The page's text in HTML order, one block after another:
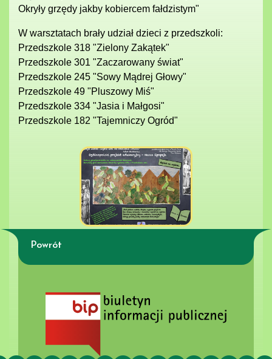
Okryły grzędy jakby kobiercem fałdzistym"
W warsztatach brały udział dzieci z przedszkoli:
Przedszkole 318 "Zielony Zakątek"
Przedszkole 301 "Zaczarowany świat"
Przedszkole 245 "Sowy Mądrej Głowy"
Przedszkole 49 "Pluszowy Miś"
Przedszkole 334 "Jasia i Małgosi"
Przedszkole 182 "Tajemniczy Ogród"
Powrót